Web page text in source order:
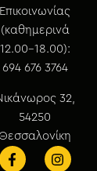
Επικοινωνίας
(καθημερινά
12.00-18.00):
694 676 3764
32,
54250